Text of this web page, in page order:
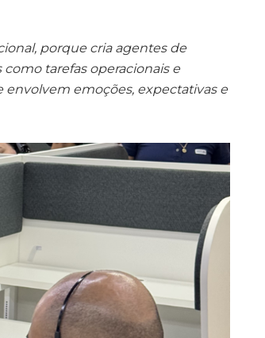
porque cria agentes de
tarefas operacionais e
emoções, expectativas e